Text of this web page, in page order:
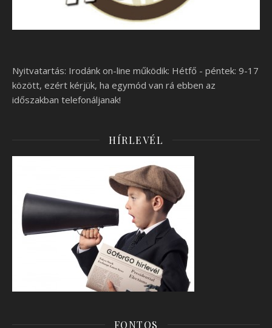
Nyitvatartás: Irodánk on-line működik: Hétfő - péntek: 9-17
között, ezért kérjük, ha egymód van rá ebben az
időszakban telefonáljanak!
HÍRLEVÉL
FONTOS